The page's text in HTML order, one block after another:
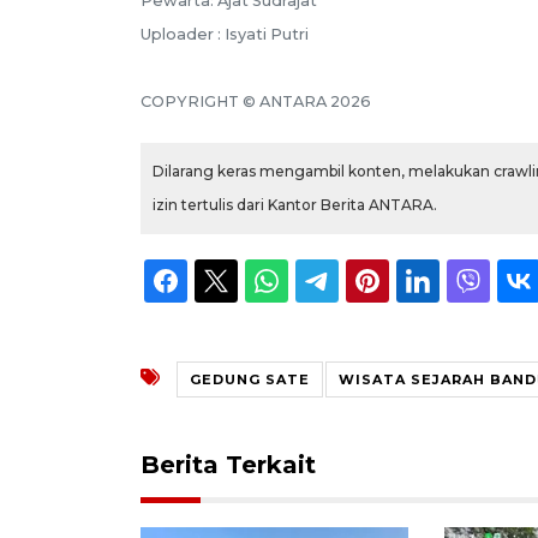
Uploader : Isyati Putri
COPYRIGHT © ANTARA 2026
Dilarang keras mengambil konten, melakukan
izin tertulis dari Kantor Berita ANTARA.
GEDUNG SATE WISATA SEJARAH
Berita Terkait